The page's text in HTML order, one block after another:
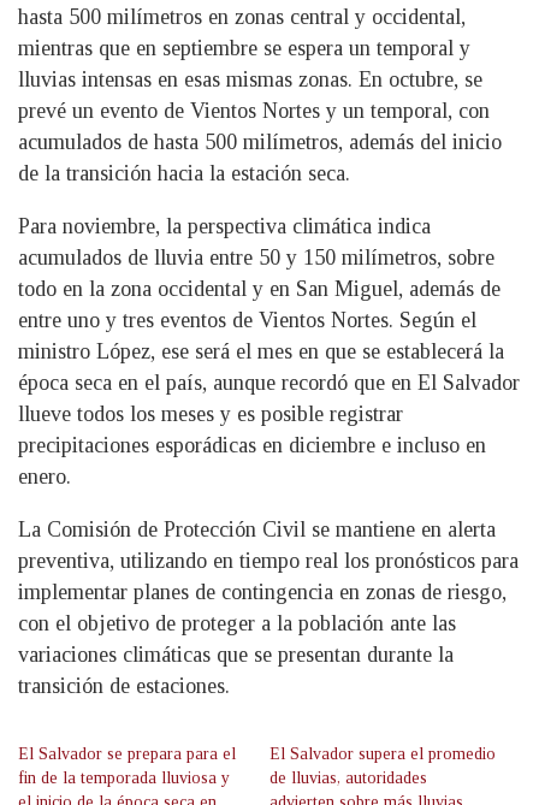
hasta 500 milímetros en zonas central y occidental,
mientras que en septiembre se espera un temporal y
lluvias intensas en esas mismas zonas. En octubre, se
prevé un evento de Vientos Nortes y un temporal, con
acumulados de hasta 500 milímetros, además del inicio
de la transición hacia la estación seca.
Para noviembre, la perspectiva climática indica
acumulados de lluvia entre 50 y 150 milímetros, sobre
todo en la zona occidental y en San Miguel, además de
entre uno y tres eventos de Vientos Nortes. Según el
ministro López, ese será el mes en que se establecerá la
época seca en el país, aunque recordó que en El Salvador
llueve todos los meses y es posible registrar
precipitaciones esporádicas en diciembre e incluso en
enero.
La Comisión de Protección Civil se mantiene en alerta
preventiva, utilizando en tiempo real los pronósticos para
implementar planes de contingencia en zonas de riesgo,
con el objetivo de proteger a la población ante las
variaciones climáticas que se presentan durante la
transición de estaciones.
El Salvador se prepara para el
fin de la temporada lluviosa y
El Salvador supera el promedio
de lluvias, autoridades